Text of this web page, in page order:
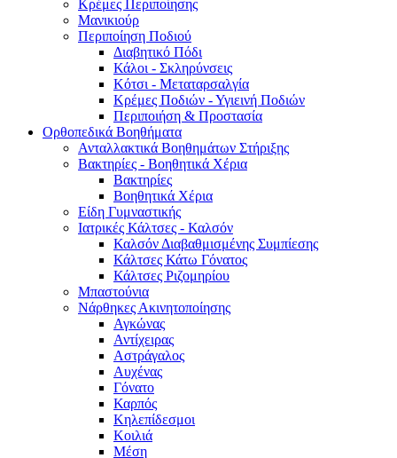
Κρέμες Περιποίησης
Μανικιούρ
Περιποίηση Ποδιού
Διαβητικό Πόδι
Κάλοι - Σκληρύνσεις
Κότσι - Μεταταρσαλγία
Κρέμες Ποδιών - Υγιεινή Ποδιών
Περιποιήση & Προστασία
Ορθοπεδικά Βοηθήματα
Ανταλλακτικά Βοηθημάτων Στήριξης
Βακτηρίες - Βοηθητικά Χέρια
Βακτηρίες
Βοηθητικά Χέρια
Είδη Γυμναστικής
Ιατρικές Κάλτσες - Καλσόν
Καλσόν Διαβαθμισμένης Συμπίεσης
Κάλτσες Κάτω Γόνατος
Κάλτσες Ριζομηρίου
Μπαστούνια
Νάρθηκες Ακινητοποίησης
Αγκώνας
Αντίχειρας
Αστράγαλος
Αυχένας
Γόνατο
Καρπός
Κηλεπίδεσμοι
Κοιλιά
Μέση